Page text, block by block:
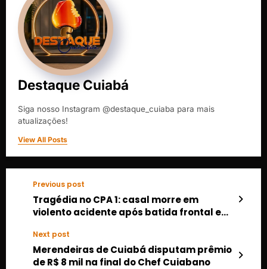
Destaque Cuiabá
Siga nosso Instagram @destaque_cuiaba para mais
atualizações!
View All Posts
Previous post
Tragédia no CPA 1: casal morre em
violento acidente após batida frontal em
Next post
Merendeiras de Cuiabá disputam prêmio
de R$ 8 mil na final do Chef Cuiabano